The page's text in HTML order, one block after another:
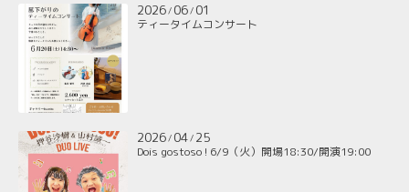
2026/ 06/ 01
ティータイムコンサート
2026/ 04/ 25
Dois gostoso ! 6/9（火）開場18:30/開演19:00